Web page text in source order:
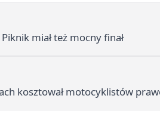
miał też mocny finał
kosztował motocyklistów